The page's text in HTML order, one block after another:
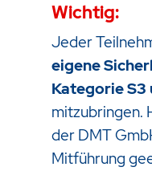
Wichtig:
Jeder
eigene
Kategorie S3
mitzubringen.
der DMT
Mitführung